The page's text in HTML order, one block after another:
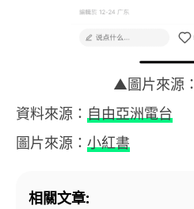
▲圖片來源：
資料來源： 自由亞洲電台
圖片來源： 小紅書
相關文章: